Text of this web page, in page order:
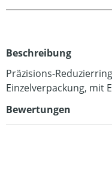
Beschreibung
Präzisions-
Einzelverpackung, mit
Bewertungen